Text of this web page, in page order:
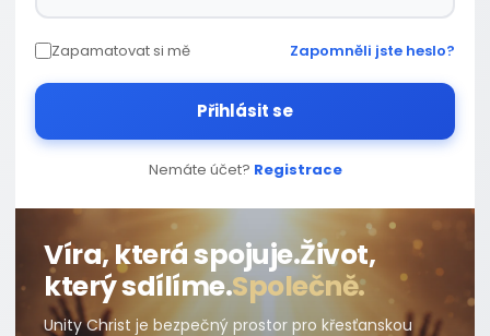
Zapamatovat si mě Zapomněli jste heslo?
Přihlásit se
Nemáte účet? Registrace
Víra, která spojuje.Život,
který sdílíme.Společně.
Unity Christ je bezpečný prostor pro křesťanskou